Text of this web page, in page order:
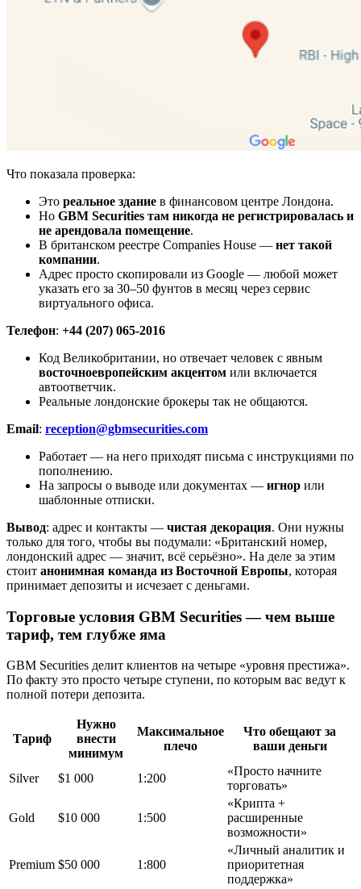
Что показала проверка:
Это реальное здание в финансовом центре Лондона.
Но GBM Securities там никогда не регистрировалась и
не арендовала помещение.
В британском реестре Companies House — нет такой
компании.
Адрес просто скопировали из Google — любой может
указать его за 30–50 фунтов в месяц через сервис
виртуального офиса.
Телефон: +44 (207) 065-2016
Код Великобритании, но отвечает человек с явным
восточноевропейским акцентом или включается
автоответчик.
Реальные лондонские брокеры так не общаются.
Email: reception@gbmsecurities.com
Работает — на него приходят письма с инструкциями по
пополнению.
На запросы о выводе или документах — игнор или
шаблонные отписки.
Вывод: адрес и контакты — чистая декорация. Они нужны
только для того, чтобы вы подумали: «Британский номер,
лондонский адрес — значит, всё серьёзно». На деле за этим
стоит анонимная команда из Восточной Европы, которая
принимает депозиты и исчезает с деньгами.
Торговые условия GBM Securities — чем выше
тариф, тем глубже яма
GBM Securities делит клиентов на четыре «уровня престижа».
По факту это просто четыре ступени, по которым вас ведут к
полной потери депозита.
Тариф
Нужно
внести
минимум
Максимальное
плечо
Что обещают за
ваши деньги
Silver $1 000 1:200
«Просто начните
торговать»
Gold $10 000 1:500
«Крипта +
расширенные
возможности»
Premium $50 000 1:800
«Личный аналитик и
приоритетная
поддержка»